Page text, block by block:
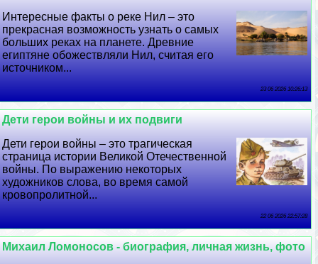
Интересные факты о реке Нил – это
прекрасная возможность узнать о самых
больших реках на планете. Древние
египтяне обожествляли Нил, считая его
источником...
23 06 2026 10:26:13
Дети герои войны и их подвиги
Дети герои войны – это трагическая
страница истории Великой Отечественной
войны. По выражению некоторых
художников слова, во время самой
кровопролитной...
22 06 2026 22:57:28
Михаил Ломоносов - биография, личная жизнь, фото